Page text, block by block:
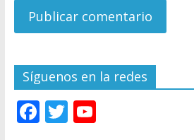
Síguenos en la redes
F T Y